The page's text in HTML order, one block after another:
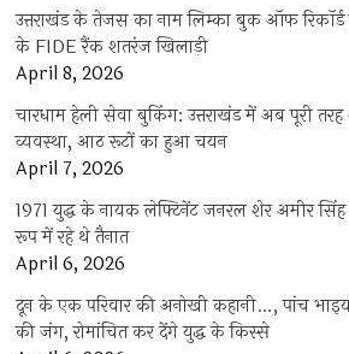
उत्तराखंड के तेजस का नाम लिम्का बुक ऑफ
के FIDE रैंक शतरंज खिलाड़ी
April 8, 2026
चारधाम हेली सेवा बुकिंग: उत्तराखंड में अब पूरी
व्यवस्था, आठ रूटों का हुआ चयन
April 7, 2026
1971 युद्ध के नायक लेफ्टिनेंट जनरल शेर अमीर
रूप में रहे थे तैनात
April 6, 2026
दून के एक परिवार की अनोखी कहानी…, पांच
की जंग, रोमांचित कर देंगे युद्ध के किस्से